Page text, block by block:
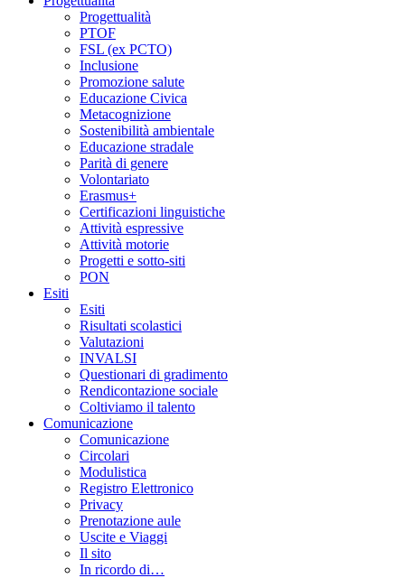
Progettualità
PTOF
FSL (ex PCTO)
Inclusione
Promozione salute
Educazione Civica
Metacognizione
Sostenibilità ambientale
Educazione stradale
Parità di genere
Volontariato
Erasmus+
Certificazioni linguistiche
Attività espressive
Attività motorie
Progetti e sotto-siti
PON
Esiti
Esiti
Risultati scolastici
Valutazioni
INVALSI
Questionari di gradimento
Rendicontazione sociale
Coltiviamo il talento
Comunicazione
Comunicazione
Circolari
Modulistica
Registro Elettronico
Privacy
Prenotazione aule
Uscite e Viaggi
Il sito
In ricordo di…